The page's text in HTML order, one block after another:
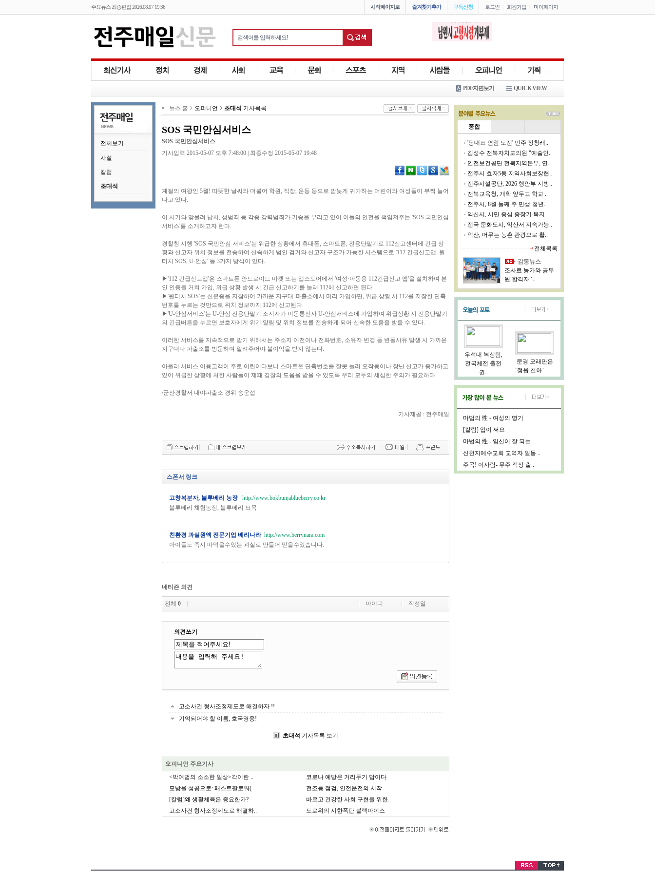
주요뉴스 최종편집 2026.08.07 19:36 로그인 회원가입 마이페이지
구독신청
즐겨찾기추가
시작페이지로
QUICK VIEW
PDF지면보기
전체보기
사설
칼럼
초대석
뉴스 홈 오피니언 초대석 기사목록
SOS 국민안심서비스
SOS 국민안심서비스
기사입력 2015-05-07 오후 7:48:00 | 최종수정 2015-05-07 19:48
계절의 여왕인 5월! 따뜻한 날씨와 더불어 학원, 직장, 운동 등으로 밤늦게 귀가하는 어린이와 여성들이 부쩍 늘어
나고 있다.
이 시기와 맞물려 납치, 성범죄 등 각종 강력범죄가 기승을 부리고 있어 이들의 안전을 책임져주는 'SOS 국민안심
서비스'를 소개하고자 한다.
경찰청 시행 'SOS 국민안심 서비스'는 위급한 상황에서 휴대폰, 스마트폰, 전용단말기로 112신고센터에 긴급 상
황과 신고자 위치 정보를 전송하여 신속하게 범인 검거와 신고자 구조가 가능한 시스템으로 '112 긴급신고앱, 원
터치 SOS, U-안심' 등 3가지 방식이 있다.
▶'112 긴급신고앱'은 스마트폰 안드로이드 마켓 또는 앱스토어에서 '여성·아동용 112긴급신고 앱'을 설치하여 본
인 인증을 거쳐 가입, 위급 상황 발생 시 긴급 신고하기를 눌러 112에 신고하면 된다.
▶'원터치 SOS'는 신분증을 지참하여 가까운 지구대·파출소에서 미리 가입하면, 위급 상황 시 112를 저장한 단축
번호를 누르는 것만으로 위치 정보까지 112에 신고된다.
▶'U-안심서비스'는 U-안심 전용단말기 소지자가 이동통신사 U-안심서비스에 가입하여 위급상황 시 전용단말기
의 긴급버튼을 누르면 보호자에게 위기 알림 및 위치 정보를 전송하게 되어 신속한 도움을 받을 수 있다.
이러한 서비스를 지속적으로 받기 위해서는 주소지 이전이나 전화번호, 소유자 변경 등 변동사유 발생 시 가까운
지구대나 파출소를 방문하여 알려주어야 불이익을 받지 않는다.
아울러 서비스 이용고객이 주로 어린이다보니 스마트폰 단축번호를 잘못 눌러 오작동이나 장난 신고가 증가하고
있어 위급한 상황에 처한 사람들이 제때 경찰의 도움을 받을 수 있도록 우리 모두의 세심한 주의가 필요하다.
/군산경찰서 대야파출소 경위 송운섭
기사제공 : 전주매일
스폰서 링크
고창복분자, 블루베리 농장 http://www.bokbunjablueberry.co.kr
블루베리 체험농장, 블루베리 묘목
친환경 과실원액 전문기업 베리나라 http://www.berrynara.com
아이들도 즉시 따먹을수있는 과실로 만들어 믿을수있습니다.
네티즌 의견
전체 0 아이디 작성일
의견쓰기
고소사건 형사조정제도로 해결하자 !!
기억되어야 할 이름, 호국영웅!
초대석 기사목록 보기
오피니언 주요기사
<박여범의 소소한 일상>각이란 ..
코로나 예방은 거리두기 답이다
모방을 성공으로: 패스트팔로워(..
전조등 점검, 안전운전의 시작
[칼럼]왜 생활체육은 중요한가?
바르고 건강한 사회 구현을 위한..
고소사건 형사조정제도로 해결하..
도로위의 시한폭탄 블랙아이스
종합
'당대표 연임 도전' 민주 정청래..
김성수 전북자치도의원 "예술인..
안전보건공단 전북지역본부, 연..
전주시 효자5동 지역사회보장협..
전주시설공단, 2026 행안부 지방..
전북교육청, 개학 앞두고 학교 ..
전주시, 8월 둘째 주 민생·청년..
익산시, 시민 중심 중장기 복지..
전국 문화도시, 익산서 지속가능..
익산, 머무는 농촌 관광으로 활..
전체목록
감동뉴스
조사료 농가와 공무
원 합격자 ‘..
우석대 복싱팀,
전국체전 출전
권..
문경 모래판은
‘정읍 천하’… ..
마법의 性 - 여성의 명기
[칼럼] 입이 써요
마법의 性 - 임신이 잘 되는 ..
신천지예수교회 교역자 일동 ..
주목! 이사람- 무주 적상 출..